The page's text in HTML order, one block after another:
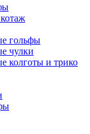
гольфы
чулки
колготы и трико